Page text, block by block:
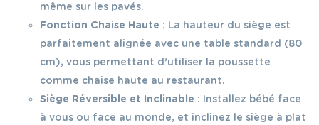
même sur les pavés.
Fonction Chaise Haute : La hauteur du siège est
parfaitement alignée avec une table standard (80
cm), vous permettant d’utiliser la poussette
comme chaise haute au restaurant.
Siège Réversible et Inclinable : Installez bébé face
à vous ou face au monde, et inclinez le siège à plat